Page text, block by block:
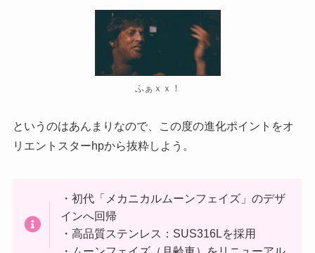
ふぁｘｘ！
というのはあんまりなので、この度の進化ポイントをオ
リエントスターhpから抜粋しよう。
・初代「メカニカルムーンフェイズ」のデザ
インへ回帰
・高品質ステンレス：SUS316Lを採用